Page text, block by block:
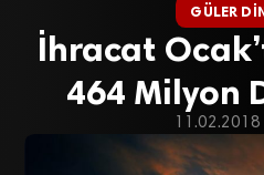
GÜLER
İhracat
464 Milyon